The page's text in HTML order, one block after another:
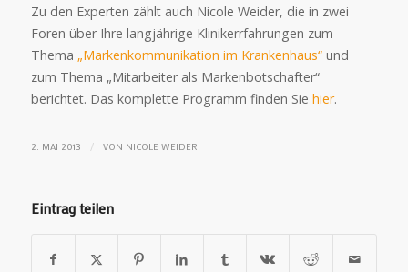
Zu den Experten zählt auch Nicole Weider, die in zwei
Foren über Ihre langjährige Klinikerrfahrungen zum
Thema „Markenkommunikation im Krankenhaus“und
zum Thema „Mitarbeiter als Markenbotschafter“
berichtet. Das komplette Programm finden Sie hier.
2. MAI 2013 / VON NICOLE WEIDER
Eintrag teilen